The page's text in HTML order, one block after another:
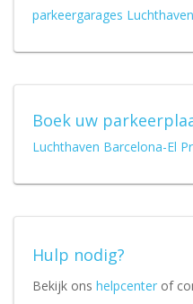
parkeergarages
Boek uw
Luchthaven Barcelona-El
Hulp nodig?
Bekijk ons helpcenter of